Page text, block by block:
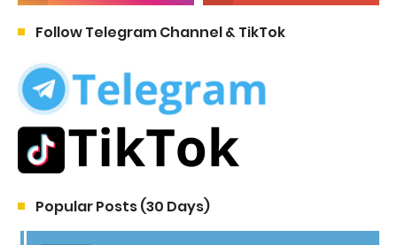
Follow Telegram Channel & TikTok
Popular Posts (30 Days)